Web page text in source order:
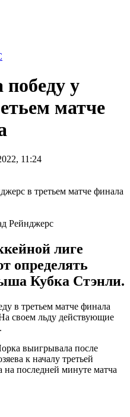
у
матче
11:24
Рейнджерс
лиге
определять
Кубка Стэнли.
в третьем матче финала
своем льду действующие
выигрывала после
к началу третьей
на последней минуте матча